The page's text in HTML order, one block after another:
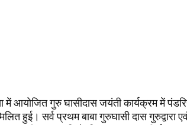
में आयोजित गुरु घासीदास जयंती कार्यक्रम में
हुई। सर्व प्रथम बाबा गुरुघासी दास